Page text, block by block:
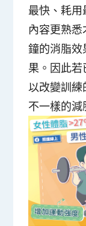
最快、耗
內容更熟
鐘的消脂
果。因此
以改變訓
不一樣的減